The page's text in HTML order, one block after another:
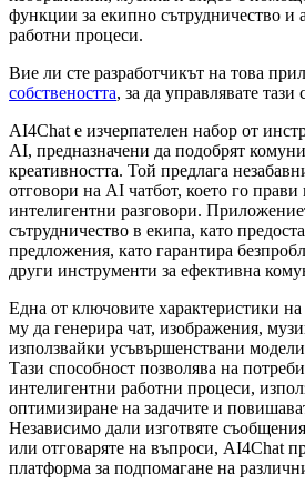
функции за екипно сътрудничество и
работни процеси.
Вие ли сте разработчикът на това
собствеността, за да управлявате тази
AI4Chat е изчерпателен набор от
AI, предназначени да подобрят
креативността. Той предлага
отговори на AI чатбот, което го прави
интелигентни разговори.
сътрудничество в екипа, като
предложения, като гарантира
други инструменти за ефективна
Една от ключовите характеристики
му да генерира чат, изображения,
използвайки усъвършенствани
Тази способност позволява на
интелигентни работни процеси,
оптимизиране на задачите и
Независимо дали изготвяте
или отговаряте на въпроси, AI4Chat
платформа за подпомагане на